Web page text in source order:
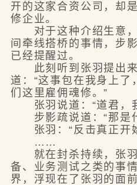
开的这家合资公司，却
修企业。
对于这种介绍生意，
间牵线搭桥的事情，步
已经提醒过。
此刻听到张羽提出来
道：“这事包在我身上了
们这里雇佣魂修。”
张羽说道：“道君，
步影疏说道：“那是
张羽：“反击真正开
……
就在封杀持续，张羽
备、业务测试之类的事
界，浮现在了张羽的面前